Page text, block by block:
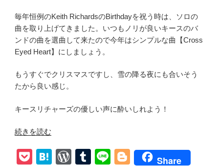
毎年恒例のKeith RichardsのBirthdayを祝う時は、ソロの
曲を取り上げてきました。いつもノリが良いキースのバ
ンドの曲を選曲して来たので今年はシンプルな曲【Cross
Eyed Heart】にしましょう。
もうすぐでクリスマスですし、雪の降る夜にも合いそう
たから良い感じ。
キースリチャーズの優しい声に酔いしれよう！
“和
【Keith
続きを読む
P
H
W T
Li
Bl
Share